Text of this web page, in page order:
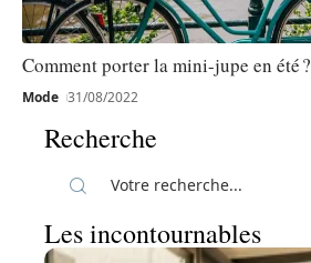
Comment porter la mini-jupe en été ?
Mode 31/08/2022
Recherche
Les incontournables